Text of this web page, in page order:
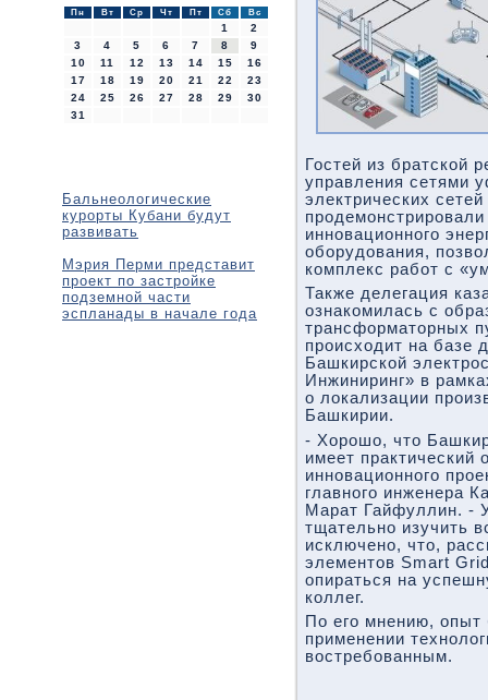
Пн Вт Ср Чт Пт Сб Вс
1
2
3
4 5 6 7 8
9
10
11 12 13 14 15
16
17
18 19 20 21 22
23
24
25 26 27 28 29
30
31
Бальнеологические
курорты Кубани будут
развивать
Мэрия Перми представит
проект по застройке
подземной части
эспланады в начале года
Гостей из братской
управления сетями
электрических
инновационного
оборудования,
комплекс работ с
Также делегация
ознакомилась с
трансформаторных
происходит на базе
Башкирской
Инжиниринг» в
о локализации
Башкирии.
- Хорошо, что
имеет практический
инновационного
главного инженера
Марат Гайфуллин. -
тщательно изучить
исключено, что,
элементов Smart
опираться на
коллег.
По его мнению, опыт
применении
востребованным.